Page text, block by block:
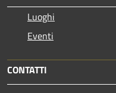
Luoghi
Eventi
CONTATTI